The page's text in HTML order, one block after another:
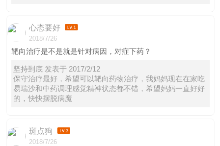
心态要好
2018/7/26
靶向治疗是不是就是针对病因，对症下药？
坚持到底 发表于 2017/2/12
保守治疗最好，希望可以靶向药物治疗，我妈妈现在在家吃
易瑞沙和中药调理感觉精神状态都不错，希望妈妈一直好好
的，快快摆脱病魔
斑点狗
2018/7/26